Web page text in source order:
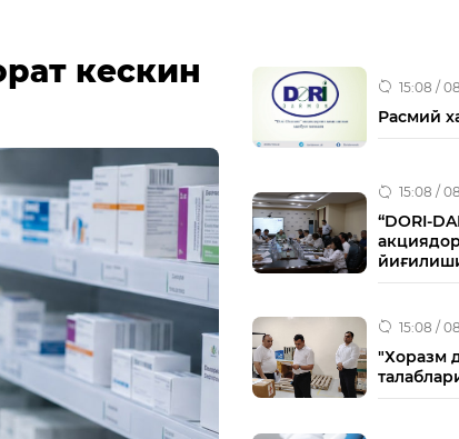
кескин
15:08 /
Расмий
15:08 /
“DORI-
15:08 /
"Хоразм